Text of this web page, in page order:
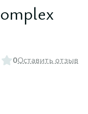
0Оставить отзыв